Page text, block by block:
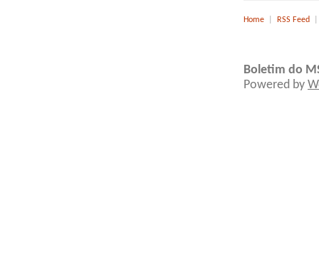
Home RSS Feed
Boletim do
Powered by